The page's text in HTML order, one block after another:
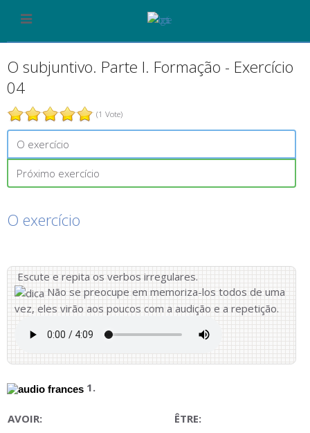
O subjuntivo. Parte I. Formação - Exercício
04
(1 Vote)
O exercício
Próximo exercício
O exercício
Escute e repita os verbos irregulares.
Não se preocupe em memoriza-los todos de uma
vez, eles virão aos poucos com a audição e a repetição.
1.
AVOIR: ÊTRE: